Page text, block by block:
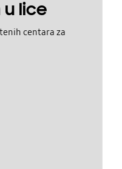
u lice
centara za